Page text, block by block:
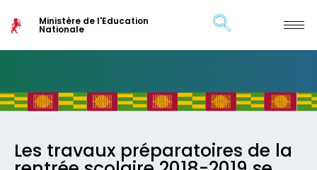
Ministère de l'Education
Nationale
Les travaux préparatoires de la